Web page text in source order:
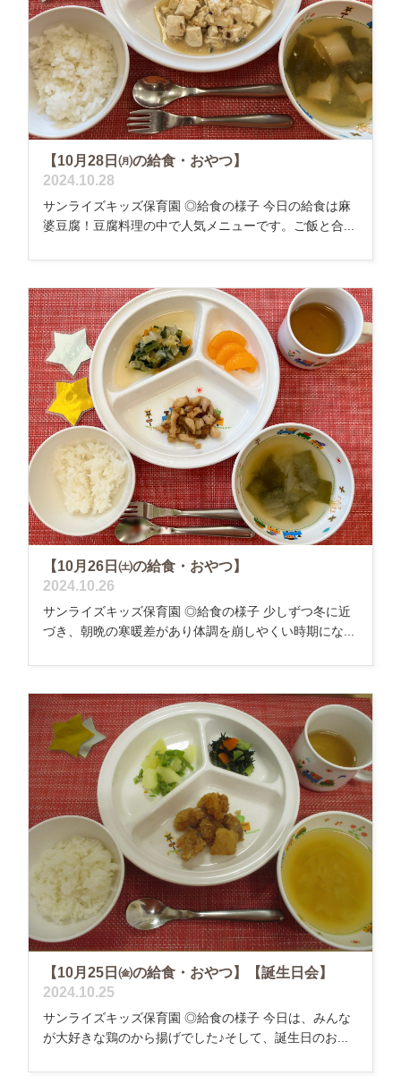
【10月28日㈪の給食・おやつ】
2024.10.28
サンライズキッズ保育園 ◎給食の様子 今日の給食は麻
婆豆腐！豆腐料理の中で人気メニューです。ご飯と合...
【10月26日㈯の給食・おやつ】
2024.10.26
サンライズキッズ保育園 ◎給食の様子 少しずつ冬に近
づき、朝晩の寒暖差があり体調を崩しやくい時期にな...
【10月25日㈮の給食・おやつ】【誕生日会】
2024.10.25
サンライズキッズ保育園 ◎給食の様子 今日は、みんな
が大好きな鶏のから揚げでした♪そして、誕生日のお...